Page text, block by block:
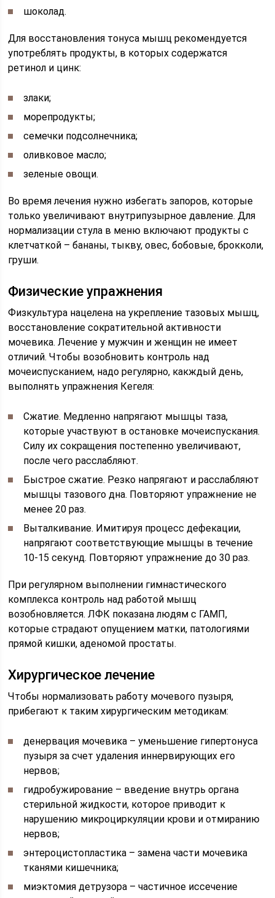
шоколад.
Для восстановления тонуса мышц рекомендуется
употреблять продукты, в которых содержатся
ретинол и цинк:
злаки;
морепродукты;
семечки подсолнечника;
оливковое масло;
зеленые овощи.
Во время лечения нужно избегать запоров, которые
только увеличивают внутрипузырное давление. Для
нормализации стула в меню включают продукты с
клетчаткой – бананы, тыкву, овес, бобовые, брокколи,
груши.
Физические упражнения
Физкультура нацелена на укрепление тазовых мышц,
восстановление сократительной активности
мочевика. Лечение у мужчин и женщин не имеет
отличий. Чтобы возобновить контроль над
мочеиспусканием, надо регулярно, какждый день,
выполнять упражнения Кегеля:
Сжатие. Медленно напрягают мышцы таза,
которые участвуют в остановке мочеиспускания.
Силу их сокращения постепенно увеличивают,
после чего расслабляют.
Быстрое сжатие. Резко напрягают и расслабляют
мышцы тазового дна. Повторяют упражнение не
менее 20 раз.
Выталкивание. Имитируя процесс дефекации,
напрягают соответствующие мышцы в течение
10-15 секунд. Повторяют упражнение до 30 раз.
При регулярном выполнении гимнастического
комплекса контроль над работой мышц
возобновляется. ЛФК показана людям с ГАМП,
которые страдают опущением матки, патологиями
прямой кишки, аденомой простаты.
Хирургическое лечение
Чтобы нормализовать работу мочевого пузыря,
прибегают к таким хирургическим методикам:
денервация мочевика – уменьшение гипертонуса
пузыря за счет удаления иннервирующих его
нервов;
гидробужирование – введение внутрь органа
стерильной жидкости, которое приводит к
нарушению микроциркуляции крови и отмиранию
нервов;
энтероцистопластика – замена части мочевика
тканями кишечника;
миэктомия детрузора – частичное иссечение